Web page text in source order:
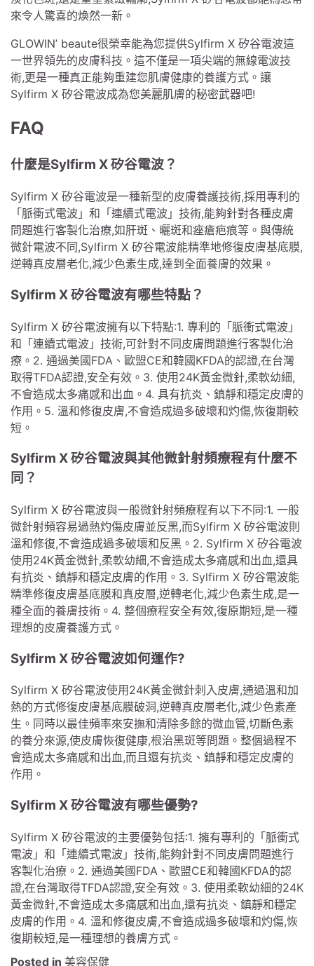
來令人驚喜的煥然一新。
GLOWIN’ beaute很榮幸能為您提供Sylfirm X 矽谷電波這
一世界領先的皮膚科技。這不僅是一項尖端的無線電波技
術,更是一種真正能夠重建您肌膚健康的養護方式。讓
Sylfirm X 矽谷電波成為您美麗肌膚的秘密武器吧!
FAQ
什麼是Sylfirm X 矽谷電波？
Sylfirm X 矽谷電波是一種新型的皮膚養護技術,採用專利的
「脈衝式電波」和「連續式電波」技術,能夠針對各種皮膚
問題進行客製化治療,如肝斑、曬斑和痤瘡疤痕等。與傳統
微針電波不同,Sylfirm X 矽谷電波能精準地修復皮膚基底膜,
逆轉真皮層老化,減少色素生成,達到全面養膚的效果。
Sylfirm X 矽谷電波有哪些特點？
Sylfirm X 矽谷電波擁有以下特點:1. 專利的「脈衝式電波」
和「連續式電波」技術,可針對不同皮膚問題進行客製化治
療。2. 通過美國FDA、歐盟CE和韓國KFDA的認證,在台灣
取得TFDA認證,安全有效。3. 使用24K黃金微針,柔軟幼細,
不會造成太多痛感和出血。4. 具有抗炎、鎮靜和穩定皮膚的
作用。5. 溫和修復皮膚,不會造成過多破壞和灼傷,恢復期較
短。
Sylfirm X 矽谷電波與其他微針射頻療程有什麼不
同？
Sylfirm X 矽谷電波與一般微針射頻療程有以下不同:1. 一般
微針射頻容易過熱灼傷皮膚並反黑,而Sylfirm X 矽谷電波則
溫和修復,不會造成過多破壞和反黑。2. Sylfirm X 矽谷電波
使用24K黃金微針,柔軟幼細,不會造成太多痛感和出血,還具
有抗炎、鎮靜和穩定皮膚的作用。3. Sylfirm X 矽谷電波能
精準修復皮膚基底膜和真皮層,逆轉老化,減少色素生成,是一
種全面的養膚技術。4. 整個療程安全有效,復原期短,是一種
理想的皮膚養護方式。
Sylfirm X 矽谷電波如何運作?
Sylfirm X 矽谷電波使用24K黃金微針刺入皮膚,通過溫和加
熱的方式修復皮膚基底膜破洞,逆轉真皮層老化,減少色素產
生。同時以最佳頻率來安撫和清除多餘的微血管,切斷色素
的養分來源,使皮膚恢復健康,根治黑斑等問題。整個過程不
會造成太多痛感和出血,而且還有抗炎、鎮靜和穩定皮膚的
作用。
Sylfirm X 矽谷電波有哪些優勢?
Sylfirm X 矽谷電波的主要優勢包括:1. 擁有專利的「脈衝式
電波」和「連續式電波」技術,能夠針對不同皮膚問題進行
客製化治療。2. 通過美國FDA、歐盟CE和韓國KFDA的認
證,在台灣取得TFDA認證,安全有效。3. 使用柔軟幼細的24K
黃金微針,不會造成太多痛感和出血,還有抗炎、鎮靜和穩定
皮膚的作用。4. 溫和修復皮膚,不會造成過多破壞和灼傷,恢
復期較短,是一種理想的養膚方式。
Posted in 美容保健